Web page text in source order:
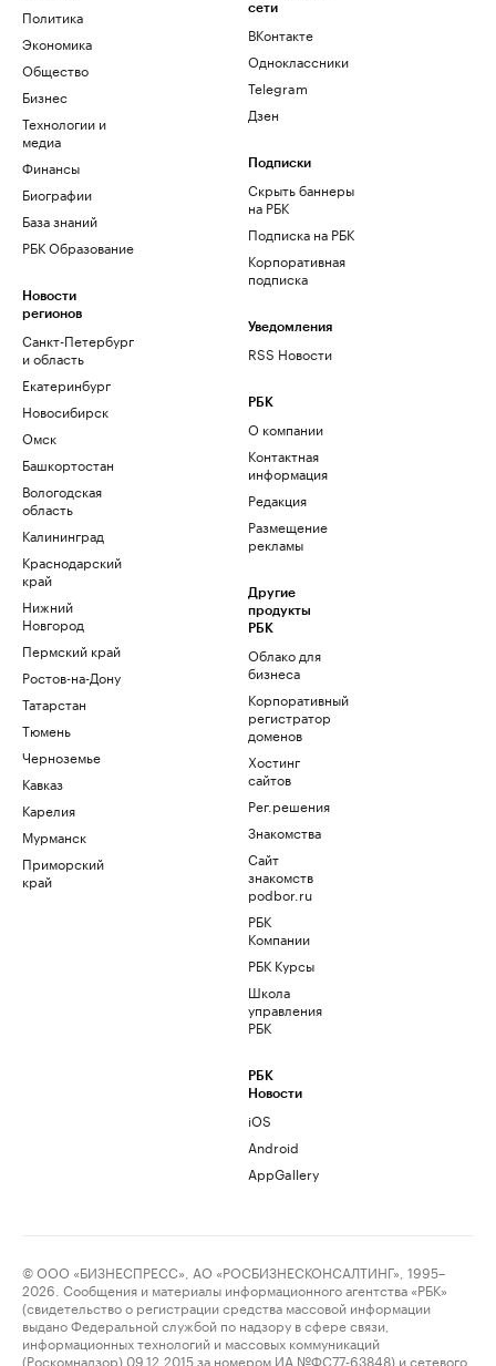
Политика
Экономика
Общество
Бизнес
Технологии и
медиа
Финансы
Биографии
База знаний
РБК Образование
Новости
регионов
Санкт-Петербург
и область
Екатеринбург
Новосибирск
Омск
Башкортостан
Вологодская
область
Калининград
Краснодарский
край
Нижний
Новгород
Пермский край
Ростов-на-Дону
Татарстан
Тюмень
Черноземье
Кавказ
Карелия
Мурманск
Приморский
край
сети
ВКонтакте
Одноклассники
Telegram
Дзен
Подписки
Скрыть баннеры
на РБК
Подписка на РБК
Корпоративная
подписка
Уведомления
RSS Новости
РБК
О компании
Контактная
информация
Редакция
Размещение
рекламы
Другие
продукты
РБК
Облако для
бизнеса
Корпоративный
регистратор
доменов
Хостинг
сайтов
Рег.решения
Знакомства
Сайт
знакомств
podbor.ru
РБК
Компании
РБК Курсы
Школа
управления
РБК
РБК
Новости
iOS
Android
AppGallery
© ООО «БИЗНЕСПРЕСС», АО «РОСБИЗНЕСКОНСАЛТИНГ», 1995–
2026. Сообщения и материалы информационного агентства «РБК»
(свидетельство о регистрации средства массовой информации
выдано Федеральной службой по надзору в сфере связи,
информационных технологий и массовых коммуникаций
(Роскомнадзор) 09.12.2015 за номером ИА №ФС77-63848) и сетевого